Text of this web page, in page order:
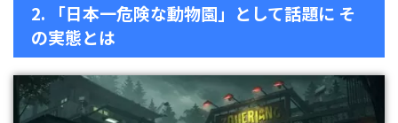
2. 「日本一危険な動物園」として話題に そ
の実態とは